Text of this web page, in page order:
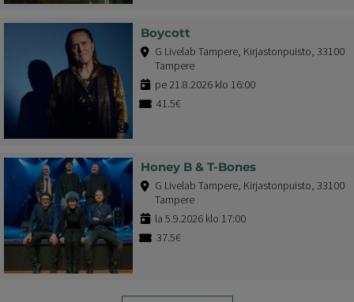
Boycott
G Livelab Tampere, Kirjastonpuisto, 33100
Tampere
pe 21.8.2026 klo 16:00
41.5€
Honey B & T-Bones
G Livelab Tampere, Kirjastonpuisto, 33100
Tampere
la 5.9.2026 klo 17:00
37.5€